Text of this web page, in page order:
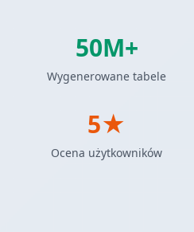
50M+
Wygenerowane tabele
5★
Ocena użytkowników